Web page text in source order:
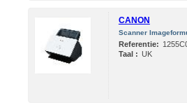
CANON
Scanner
Referentie:
Taal : UK